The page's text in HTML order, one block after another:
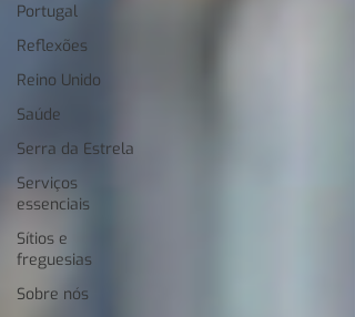
Portugal
Reflexões
Reino Unido
Saúde
Serra da Estrela
Serviços
essenciais
Sítios e
freguesias
Sobre nós